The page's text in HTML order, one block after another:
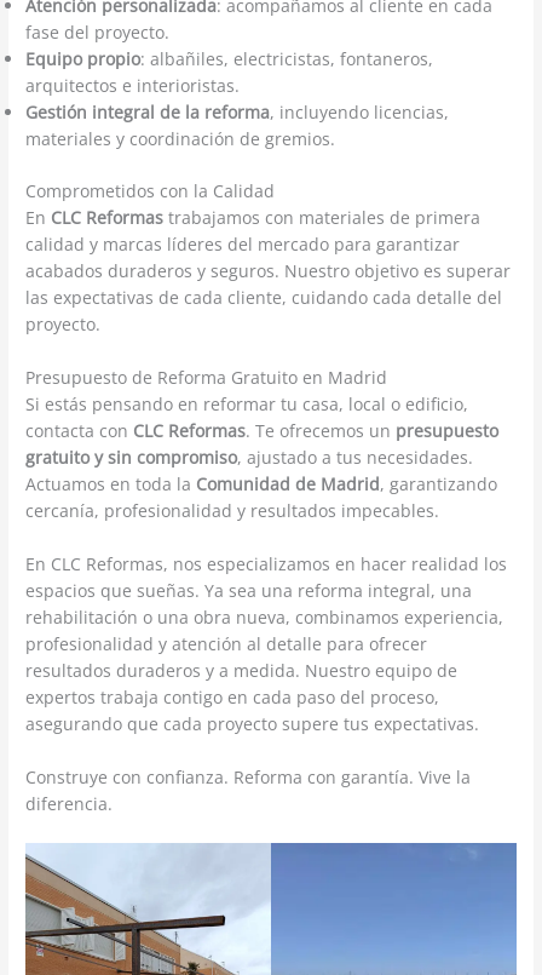
Atención personalizada: acompañamos al cliente en cada
fase del proyecto.
Equipo propio: albañiles, electricistas, fontaneros,
arquitectos e interioristas.
Gestión integral de la reforma, incluyendo licencias,
materiales y coordinación de gremios.
Comprometidos con la Calidad
En CLC Reformas trabajamos con materiales de primera
calidad y marcas líderes del mercado para garantizar
acabados duraderos y seguros. Nuestro objetivo es superar
las expectativas de cada cliente, cuidando cada detalle del
proyecto.
Presupuesto de Reforma Gratuito en Madrid
Si estás pensando en reformar tu casa, local o edificio,
contacta con CLC Reformas. Te ofrecemos un presupuesto
gratuito y sin compromiso, ajustado a tus necesidades.
Actuamos en toda la Comunidad de Madrid, garantizando
cercanía, profesionalidad y resultados impecables.
En CLC Reformas, nos especializamos en hacer realidad los
espacios que sueñas. Ya sea una reforma integral, una
rehabilitación o una obra nueva, combinamos experiencia,
profesionalidad y atención al detalle para ofrecer
resultados duraderos y a medida. Nuestro equipo de
expertos trabaja contigo en cada paso del proceso,
asegurando que cada proyecto supere tus expectativas.
Construye con confianza. Reforma con garantía. Vive la
diferencia.